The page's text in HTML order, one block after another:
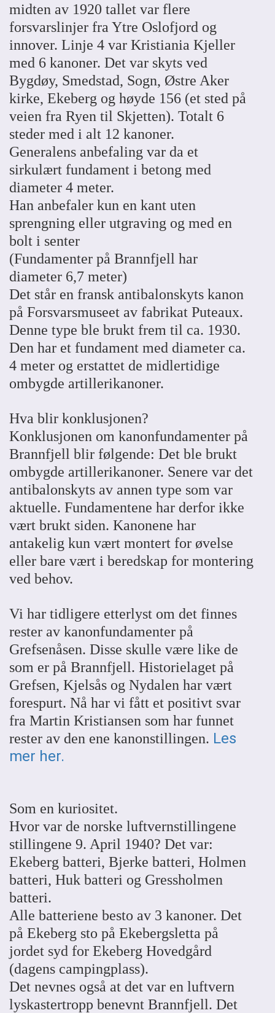
midten av 1920 tallet var flere
forsvarslinjer fra Ytre Oslofjord og
innover. Linje 4 var Kristiania Kjeller
med 6 kanoner. Det var skyts ved
Bygdøy, Smedstad, Sogn, Østre Aker
kirke, Ekeberg og høyde 156 (et sted på
veien fra Ryen til Skjetten). Totalt 6
steder med i alt 12 kanoner.
Generalens anbefaling var da et
sirkulært fundament i betong med
diameter 4 meter.
Han anbefaler kun en kant uten
sprengning eller utgraving og med en
bolt i senter
(Fundamenter på Brannfjell har
diameter 6,7 meter)
Det står en fransk antibalonskyts kanon
på Forsvarsmuseet av fabrikat Puteaux.
Denne type ble brukt frem til ca. 1930.
Den har et fundament med diameter ca.
4 meter og erstattet de midlertidige
ombygde artillerikanoner.
Hva blir konklusjonen?
Konklusjonen om kanonfundamenter på
Brannfjell blir følgende: Det ble brukt
ombygde artillerikanoner. Senere var det
antibalonskyts av annen type som var
aktuelle. Fundamentene har derfor ikke
vært brukt siden. Kanonene har
antakelig kun vært montert for øvelse
eller bare vært i beredskap for montering
ved behov.
Vi har tidligere etterlyst om det finnes
rester av kanonfundamenter på
Grefsenåsen. Disse skulle være like de
som er på Brannfjell. Historielaget på
Grefsen, Kjelsås og Nydalen har vært
forespurt. Nå har vi fått et positivt svar
fra Martin Kristiansen som har funnet
rester av den ene kanonstillingen. Les
mer her.
Som en kuriositet.
Hvor var de norske luftvernstillingene
stillingene 9. April 1940? Det var:
Ekeberg batteri, Bjerke batteri, Holmen
batteri, Huk batteri og Gressholmen
batteri.
Alle batteriene besto av 3 kanoner. Det
på Ekeberg sto på Ekebergsletta på
jordet syd for Ekeberg Hovedgård
(dagens campingplass).
Det nevnes også at det var en luftvern
lyskastertropp benevnt Brannfjell. Det